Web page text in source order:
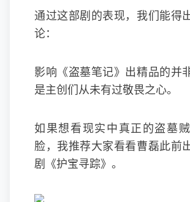
通过这部剧的表现，我们能得
论：
影响《盗墓笔记》出精品的并
是主创们从未有过敬畏之心。
如果想看现实中真正的盗墓
脸，我推荐大家看看曹磊此前
剧《护宝寻踪》。